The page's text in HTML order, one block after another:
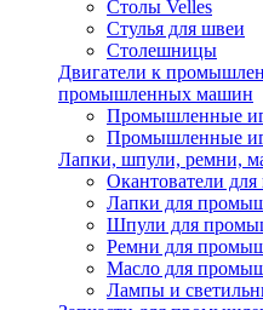
Столы Velles
Стулья для швеи
Столешницы
Двигатели к
промышленных машин
Промышленные
Промышленные
Лапки, шпули, ремни,
Окантователи
Лапки для
Шпули для
Ремни для
Масло для
Лампы и